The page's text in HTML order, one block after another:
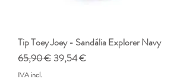
Tip Toey Joey - Sandália Explorer Navy
Preço normal
65,90 € Preço promocional
39,54 €
IVA incl.